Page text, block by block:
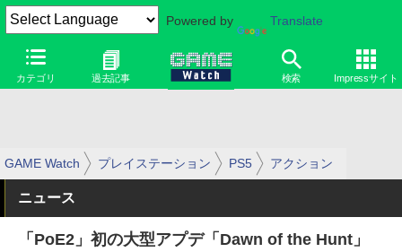
Powered by Translate
カテゴリ 過去記事 検索 Impressサイト
GAME Watch プレイステーション PS5 アクション
ニュース
「PoE2」初の大型アプデ「Dawn of the Hunt」